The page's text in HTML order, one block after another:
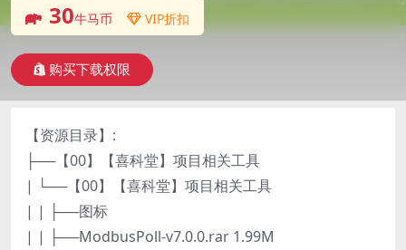
30牛马币 VIP折扣
购买下载权限
【资源目录】:
├──【00】【喜科堂】项目相关工具
| └──【00】【喜科堂】项目相关工具
| | ├──图标
| | ├──ModbusPoll-v7.0.0.rar 1.99M